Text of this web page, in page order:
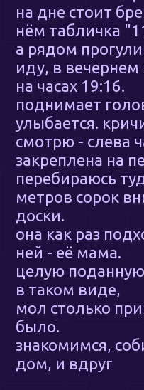
на дне стоит
нём табличка
а рядом
иду, в вечернем
на часах 19:16.
поднимает
улыбается.
смотрю - слева
закреплена на
перебираюсь
метров сорок
доски.
она как раз
ней - её мама.
целую
в таком виде,
мол столько
было.
знакомимся,
дом, и вдруг